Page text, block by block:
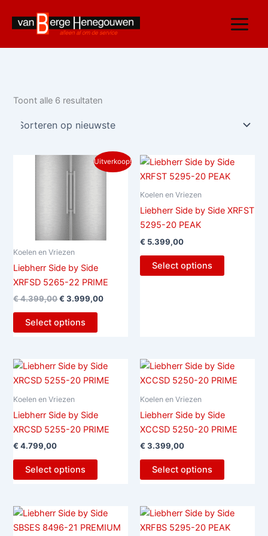
inhoud
Toont alle 6 resultaten
nieuwste
Uitverkoop!
Koelen en Vriezen
Liebherr Side by Side
XRFSD 5265-22 PRIME
€4.399,00
Oorspronkelijke
prijs
€ 3.999,00
Huidige
prijs
Select options
Koelen en Vriezen
Liebherr Side by Side XRFST
5295-20 PEAK
€ 5.399,00
Select options
Koelen en Vriezen
Liebherr Side by Side
XRCSD 5255-20 PRIME
€ 4.799,00
Select options
Koelen en Vriezen
Liebherr Side by Side
XCCSD 5250-20 PRIME
€ 3.399,00
Select options